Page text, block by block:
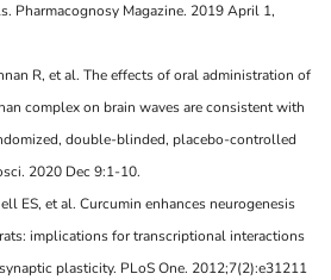
Pharmacognosy Magazine. 2019 April 1,
R, et al. The effects of oral administration of
complex on brain waves are consistent with
double-blinded, placebo-controlled
2020 Dec 9:1-10.
ES, et al. Curcumin enhances neurogenesis
implications for transcriptional interactions
plasticity. PLoS One. 2012;7(2):e31211